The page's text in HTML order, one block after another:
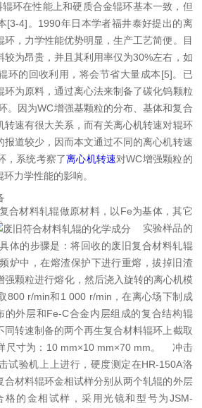
环在性能上和硬质合金辊环基本一致，但
[3-4]。1990年日本学者福井泰好提出的离
，力学性能优势明显，生产工艺简便。目
较为昂贵，并且其利用率仅为30%左右，如
环的回收利用，将会节省大量成本[5]。已
环为原料，通过离心法来制备了碳化钨颗粒
。因为WC增强基颗粒的分布、基体和复合
转速有很大关系，而有关离心机转速对辊环
报道较少，因而本文通过不同的离心机转速
，系统考察了离心机转速对WC增强颗粒的
力学性能的影响。
合材料轧辊做原材料，以Fe为基体，其它
实验样品的
体的步骤是：将回收的废旧复合材料轧辊
炉中，在熔渣保护下进行重熔，拔掉旧渣
强颗粒进行熔化，然后浇入旋转的离心机模
800 r/min和1 000 r/min，在离心场下制成
的外层和Fe-C合金内层组成的复合结构辊
同转速制备的两个再生复合材料辊环上截取
尺寸为：10 mm×10 mm×70 mm。
冲击
试验机上上进行，硬度测定在HR-150A洛
合材料辊环金相试样分别从两个轧辊的外层
格的金相试样，采用光镜和型号为JSM-